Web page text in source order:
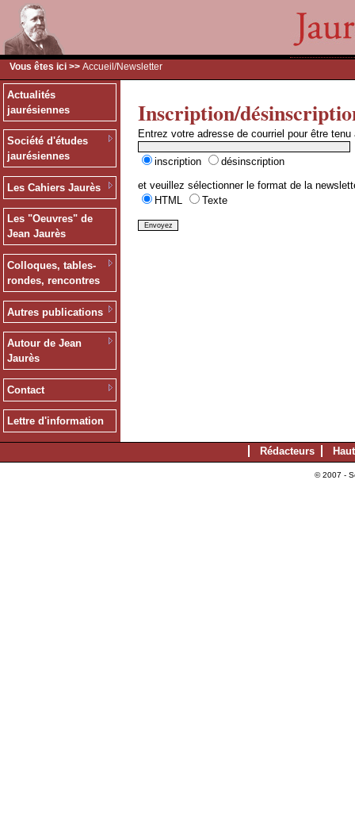
Vous êtes ici >> Accueil /Newsletter
Actualités
jaurésiennes
Société d'études
jaurésiennes
Les Cahiers Jaurès
Les "Oeuvres" de
Jean Jaurès
Colloques, tables-
rondes, rencontres
Autres publications
Autour de Jean
Jaurès
Contact
Lettre d'information
Inscription/
Entrez votre adresse de courriel pour être
inscription
désinscription
et veuillez sélectionner le format de la
HTML
Texte
Rédacteurs
© 2007 -